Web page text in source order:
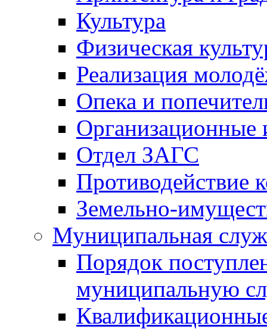
Культура
Физическая
Реализация
Опека и
Отдел ЗАГС
Противодействие
Земельно-
Муниципальная
Порядок
муниципальную